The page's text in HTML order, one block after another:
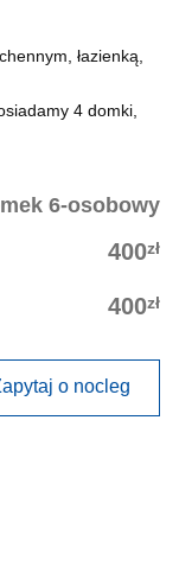
łazienką,
4 domki,
6-osobowy
400zł
400zł
o nocleg